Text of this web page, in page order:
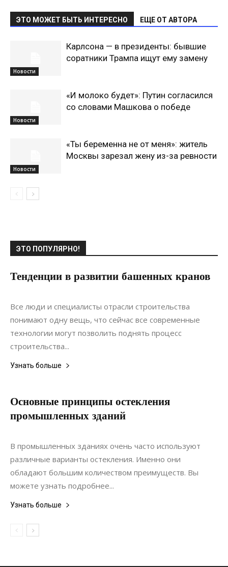
ЭТО МОЖЕТ БЫТЬ ИНТЕРЕСНО ЕЩЕ ОТ АВТОРА
Новости
Карлсона — в президенты: бывшие
соратники Трампа ищут ему замену
Новости
«И молоко будет»: Путин согласился
со словами Машкова о победе
Новости
«Ты беременна не от меня»: житель
Москвы зарезал жену из-за ревности
ЭТО ПОПУЛЯРНО!
Тенденции в развитии башенных кранов
18.03.2021 0
Все люди и специалисты отрасли строительства
понимают одну вещь, что сейчас все современные
технологии могут позволить поднять процесс
строительства...
Узнать больше
Основные принципы остекления
промышленных зданий
13.06.2021
В промышленных зданиях очень часто используют
различные варианты остекления. Именно они
обладают большим количеством преимуществ. Вы
можете узнать подробнее...
Узнать больше